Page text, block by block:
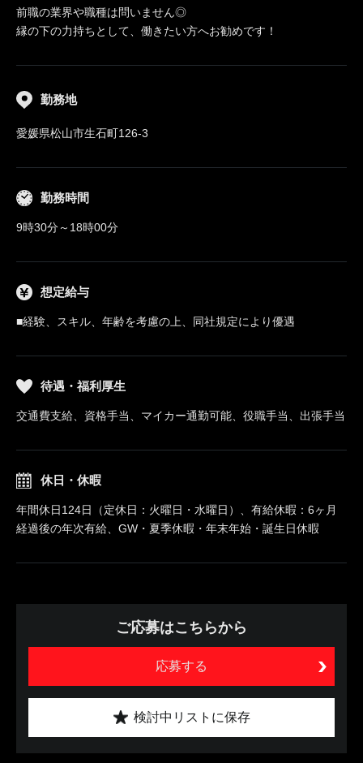
前職の業界や職種は問いません◎
縁の下の力持ちとして、働きたい方へお勧めです！
勤務地
愛媛県松山市生石町126-3
勤務時間
9時30分～18時00分
想定給与
■経験、スキル、年齢を考慮の上、同社規定により優遇
待遇・福利厚生
交通費支給、資格手当、マイカー通勤可能、役職手当、出張手当
休日・休暇
年間休日124日（定休日：火曜日・水曜日）、有給休暇：6ヶ月
経過後の年次有給、GW・夏季休暇・年末年始・誕生日休暇
ご応募はこちらから
応募する
検討中リストに保存